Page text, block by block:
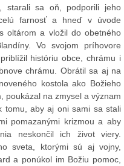
starali sa oň, podporili jeho
farnosť a hneď v úvode
oltárom a vložil do obetného
Vo svojom príhovore
históriu obce, chrámu i
chrámu. Obrátil sa aj na
kostola ako Božieho
poukázal na zmysel a význam
tomu, aby aj oni sami sa stali
pomazanými krizmou a aby
neskončil ich život viery.
sveta, ktorými sú aj vojny,
a ponúkol im Božiu pomoc,